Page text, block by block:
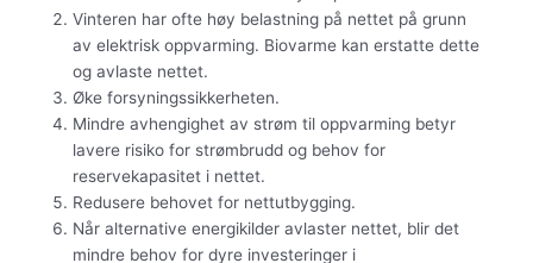
Vinteren har ofte høy belastning på nettet på grunn
av elektrisk oppvarming. Biovarme kan erstatte dette
og avlaste nettet.
Øke forsyningssikkerheten.
Mindre avhengighet av strøm til oppvarming betyr
lavere risiko for strømbrudd og behov for
reservekapasitet i nettet.
Redusere behovet for nettutbygging.
Når alternative energikilder avlaster nettet, blir det
mindre behov for dyre investeringer i